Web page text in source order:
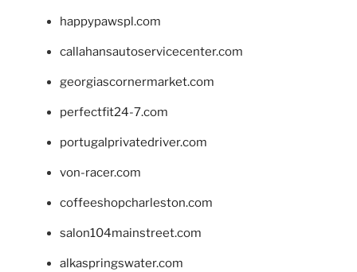
happypawspl.com
callahansautoservicecenter.com
georgiascornermarket.com
perfectfit24-7.com
portugalprivatedriver.com
von-racer.com
coffeeshopcharleston.com
salon104mainstreet.com
alkaspringswater.com